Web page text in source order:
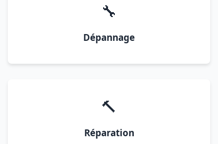
🔧
Dépannage
🔨
Réparation